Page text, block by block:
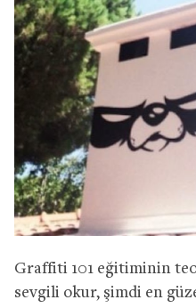
Graffiti 101 eğitiminin
sevgili okur, şimdi en